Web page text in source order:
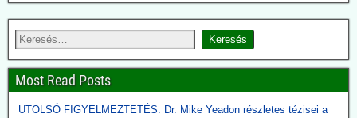
USA egészségügyi kutatását
A Bill & Melinda Gates alapítvány nemcsak támogatta filantrópként
az USA National Institutes of Health (NIH) egészégügyi kutatási
programját, hanem meghatározta a kutatás és fejlesztés irányát, pl.
az oltóanyag-fejlesztések területén. Evvel egyidejűleg az alapítvány
növelte részesedését a Curevac és Biontech oltóanyaggyártó
Most Read Posts
UTOLSÓ FIGYELMEZTETÉS: Dr. Mike Yeadon részletes tézisei a